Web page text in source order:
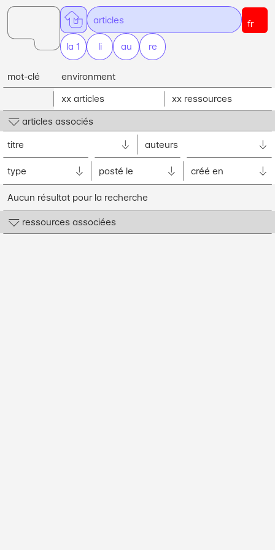
la 1 lignes
articles
au teursre ssources
fr
mot-clé environment
xx articles xx ressources
articles associés
titre auteurs
type posté le créé en
Aucun résultat pour la recherche
ressources associées